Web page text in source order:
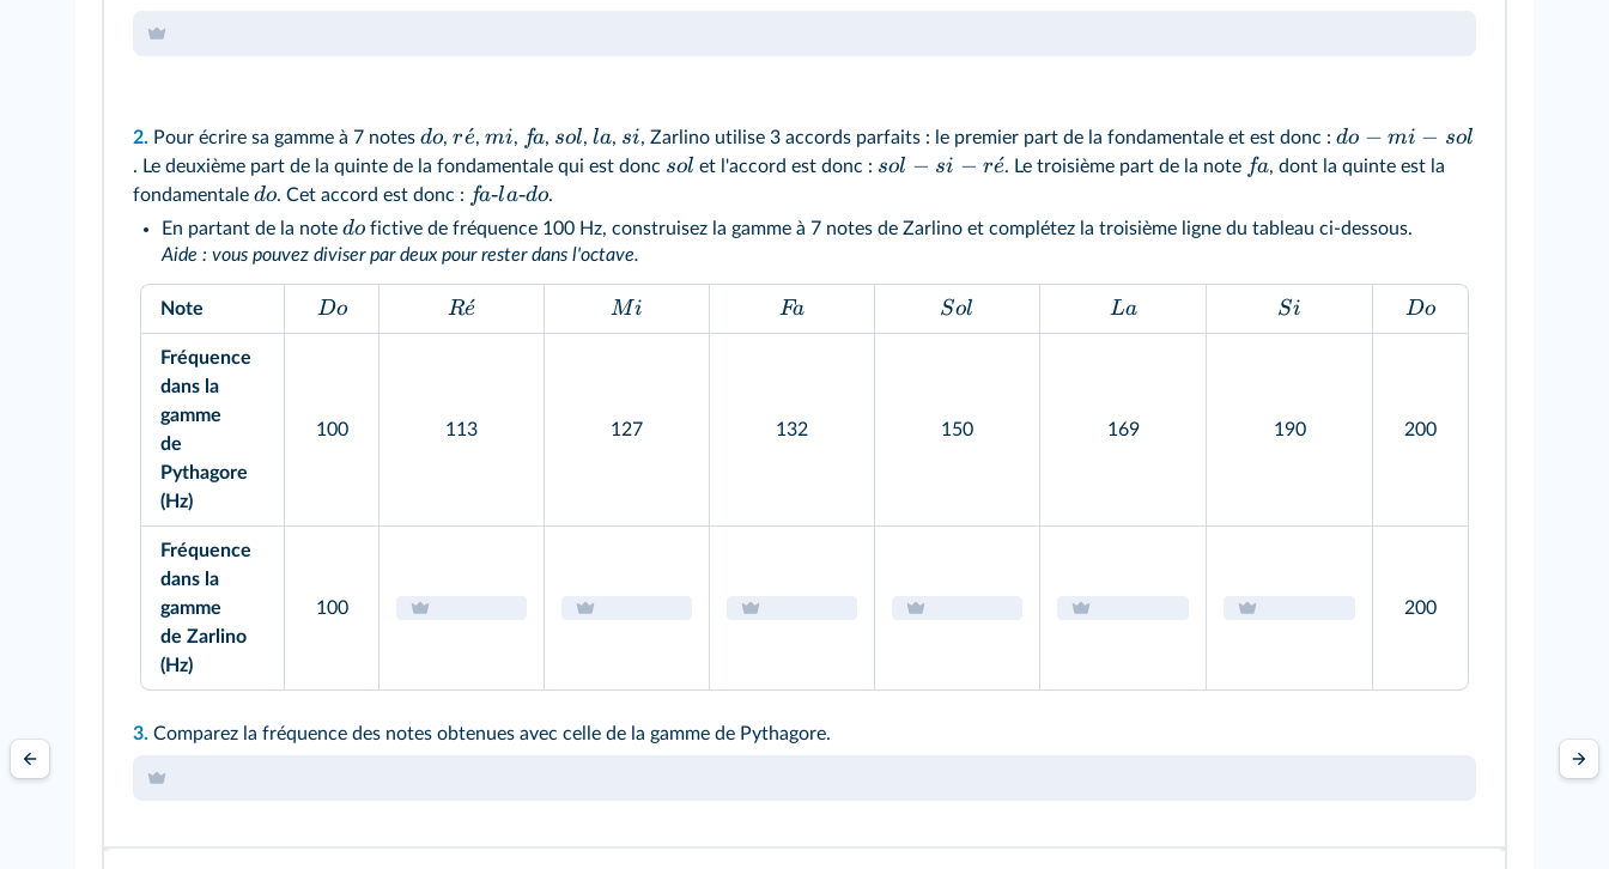
2. Pour écrire sa gamme à 7 notes do, re
ˊ, mi, fa, sol,la, si, Zarlino utilise 3 accords parfaits : le premier part de la fondamentale et est donc :do − mi − sol
. Le deuxième part de la quinte de la fondamentale qui est donc sol et l'accord est donc : sol − si − re
ˊ. Le troisième part de la note fa, dont la quinte est la
fondamentale do. Cet accord est donc : fa‑la‑do.
En partant de la note do fictive de fréquence 100 Hz, construisez la gamme à 7 notes de Zarlino et complétez la troisième ligne du tableau ci-dessous.
Aide : vous pouvez diviser par deux pour rester dans l'octave.
Note Do Re
ˊ Mi Fa Sol La Si Do
Fréquence
dans la
gamme
de
Pythagore
(Hz)
100 113 127 132 150 169 190 200
Fréquence
dans la
gamme
de Zarlino
(Hz)
100 200
3. Comparez la fréquence des notes obtenues avec celle de la gamme de Pythagore.